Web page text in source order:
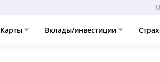
Карты Вклады/инвестиции